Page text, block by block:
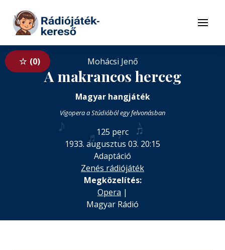
Tovább a tartalomhoz
Menü
0
♪
♫ ♬
♪
♩
♫
♪
♬
Mohácsi Jenő
A makrancos herceg
Magyar hangjáték
Vígopera a Stúdióból egy felvonásban
125 perc
1933. augusztus 03. 20:15
Adaptáció
Zenés rádiójáték
Megközelítés:
Opera |
Magyar Rádió